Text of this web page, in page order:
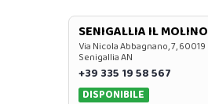
SENIGALLIA IL MOLINO
Via Nicola Abbagnano, 7, 60019
Senigallia AN
+39 335 19 58 567
DISPONIBILE